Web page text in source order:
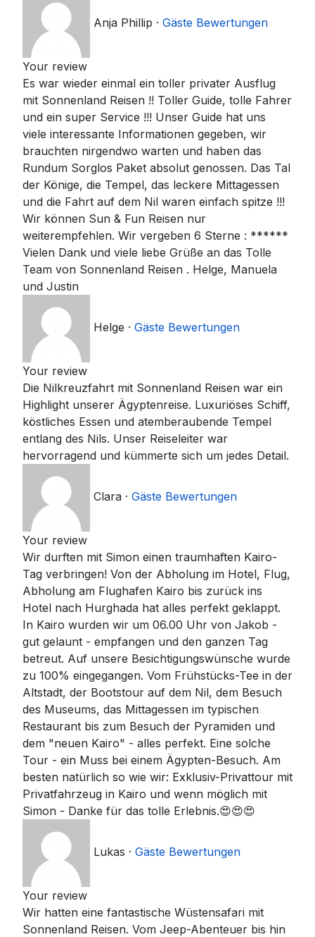
Anja Phillip · Gäste Bewertungen
Your review
Es war wieder einmal ein toller privater Ausflug
mit Sonnenland Reisen !! Toller Guide, tolle Fahrer
und ein super Service !!! Unser Guide hat uns
viele interessante Informationen gegeben, wir
brauchten nirgendwo warten und haben das
Rundum Sorglos Paket absolut genossen. Das Tal
der Könige, die Tempel, das leckere Mittagessen
und die Fahrt auf dem Nil waren einfach spitze !!!
Wir können Sun & Fun Reisen nur
weiterempfehlen. Wir vergeben 6 Sterne : ******
Vielen Dank und viele liebe Grüße an das Tolle
Team von Sonnenland Reisen . Helge, Manuela
und Justin
Helge · Gäste Bewertungen
Your review
Die Nilkreuzfahrt mit Sonnenland Reisen war ein
Highlight unserer Ägyptenreise. Luxuriöses Schiff,
köstliches Essen und atemberaubende Tempel
entlang des Nils. Unser Reiseleiter war
hervorragend und kümmerte sich um jedes Detail.
Clara · Gäste Bewertungen
Your review
Wir durften mit Simon einen traumhaften Kairo-
Tag verbringen! Von der Abholung im Hotel, Flug,
Abholung am Flughafen Kairo bis zurück ins
Hotel nach Hurghada hat alles perfekt geklappt.
In Kairo wurden wir um 06.00 Uhr von Jakob -
gut gelaunt - empfangen und den ganzen Tag
betreut. Auf unsere Besichtigungswünsche wurde
zu 100% eingegangen. Vom Frühstücks-Tee in der
Altstadt, der Bootstour auf dem Nil, dem Besuch
des Museums, das Mittagessen im typischen
Restaurant bis zum Besuch der Pyramiden und
dem "neuen Kairo" - alles perfekt. Eine solche
Tour - ein Muss bei einem Ägypten-Besuch. Am
besten natürlich so wie wir: Exklusiv-Privattour mit
Privatfahrzeug in Kairo und wenn möglich mit
Simon - Danke für das tolle Erlebnis.😍😍😍
Lukas · Gäste Bewertungen
Your review
Wir hatten eine fantastische Wüstensafari mit
Sonnenland Reisen. Vom Jeep-Abenteuer bis hin